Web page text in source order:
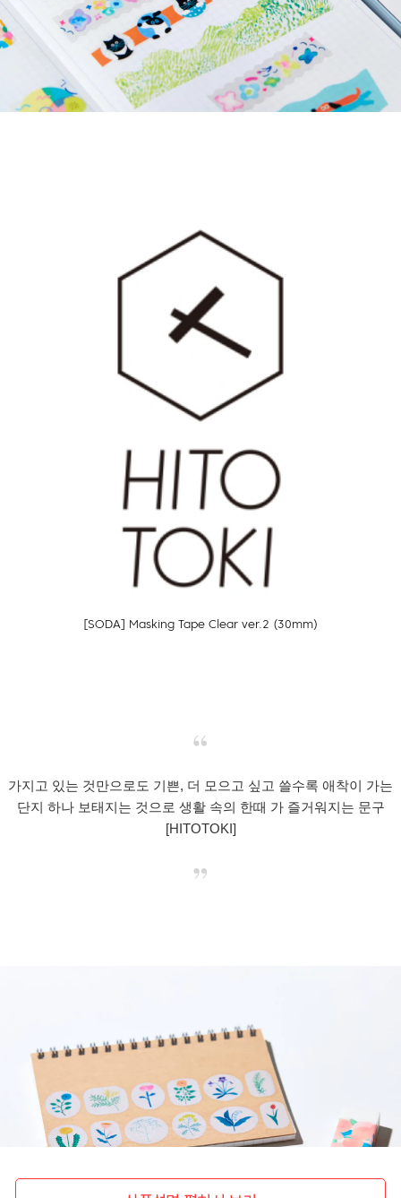
[SODA] Masking Tape Clear ver.2 (30mm)
가지고 있는 것만으로도 기쁜, 더 모으고 싶고 쓸수록 애착이 가는
단지 하나 보태지는 것으로 생활 속의 한때 가 즐거워지는 문구
[HITOTOKI]